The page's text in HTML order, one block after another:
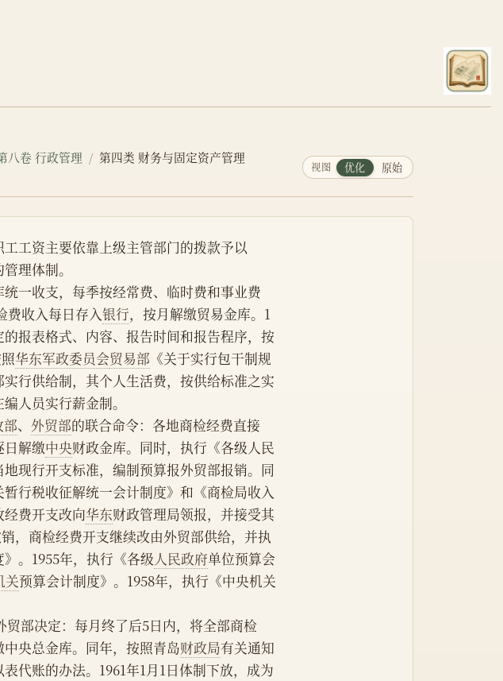
八卷 行政管理
第四类 财务与固定资产管理
视图 优化 原始
工资主要依靠上级主管部门的拨款予以
理体制。
统一收支，每季按经常费、临时费和事业费
费收入每日存入银行，按月解缴贸易金库。1
报表格式、内容、报告时间和报告程序，按
华东军政委员会贸易部 《关于实行包干制规
行供给制，其个人生活费，按供给标准之实
人员实行薪金制。
部、外贸部的联合命令：各地商检经费直接
日解缴中央财政金库。同时，执行《各级人民
现行开支标准，编制预算报外贸部报销。同
行税收征解统一会计制度》和《商检局收入
经费开支改向华东财政管理局领报，并接受其
，商检经费开支继续改由外贸部供给，并执
。1955年，执行《各级人民政府单位预算会
关预算会计制度》。1958年，执行《中央机关
外贸部决定：每月终了后5日内，将全部商检
央总金库。同年，按照青岛财政局有关通知
代账的办法。1961年1月1日体制下放，成为